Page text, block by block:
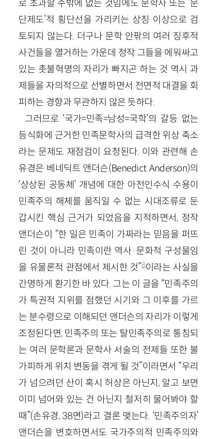
로 초과할 수밖에 없는 것임에도 문학사 또는 ‘문
단제도’적 횡단선을 가리키는 상징 이상으로 검
토되지 않는다. 더구나 문학 안팎의 여러 징후적
사건들을 열거하는 가운데 정작 그들을 에워싸고
있는 촛불혁명의 자리가 빠지곤 하는 것 역시 과
제들을 자의적으로 선별하면서 전면적 대결을 회
피하는 경향과 무관하지 않은 듯하다.
그러므로 ‘국가=민족=남성=국학’의 갈등 없는
등식화에 근거한 민족문학사의 급격한 위상 축소
라는 문제도 재점검이 요청된다. 이와 관련해 손
유경은 베네딕트 앤더슨(Benedict Anderson)의
‘상상된 공동체’ 개념에 대한 아전인수식 수용이
민족주의 해체를 움직일 수 없는 시대조류로 둔
갑시킨 핵심 근거가 되었음을 지적하면서, 정작
앤더슨이 “한 일은 민족이 가짜라는 믿음을 퍼뜨
린 것이 아니라 민족이란 역사·문화적 구성물임
을 유물론적 관점에서 제시한 것”8이라는 사실을
간명하게 환기한 바 있다. 그는 이 글을 “민족주의
가 특권적 지위를 점했던 시기와 그 이후를 가르
는 분수령으로 이해되던 앤더슨의 자리가 이렇게
조정된다면, 민족주의 또는 탈민족주의로 통칭되
는 여러 문학론과 문학사 서술의 전제들 또한 불
가피하게 위치 변동을 겪게 될 것”이라면서 “우리
가 넘으려던 산이 혹시 허상은 아닌지, 알고 보면
이미 넘어와 있는 건 아닌지 철저히 물어봐야 할
때”(손유경, 38면)라고 결론 맺는다. ‘민족주의자’
앤더슨을 변호하면서도 국가주의적 민족주의와